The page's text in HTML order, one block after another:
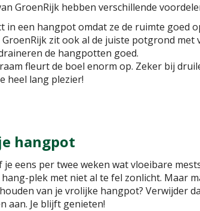
GroenRijk hebben verschillende
in een hangpot omdat ze de ruimte goed
zit ook al de juiste potgrond met
de hangpotten goed.
fleurt de boel enorm op. Zeker bij
heel lang plezier!
hangpot
eens per twee weken wat vloeibare
plek met niet al te fel zonlicht. Maar
van je vrolijke hangpot? Verwijder
aan. Je blijft genieten!